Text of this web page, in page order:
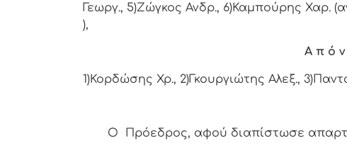
Γεωργ., 5)Ζώγκος Ανδρ., 6)Καμπούρης Χαρ.
),
Α π ό ν
1)Κορδώσης Χρ., 2)Γκουργιώτης Αλεξ.,
Ο Πρόεδρος, αφού διαπίστωσε